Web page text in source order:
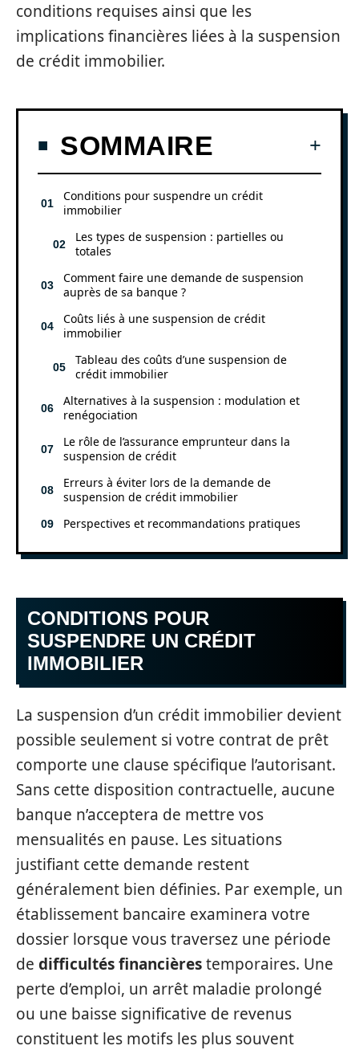
conditions requises ainsi que les
implications financières liées à la suspension
de crédit immobilier.
SOMMAIRE
Conditions pour suspendre un crédit
immobilier
Les types de suspension : partielles ou
totales
Comment faire une demande de suspension
auprès de sa banque ?
Coûts liés à une suspension de crédit
immobilier
Tableau des coûts d’une suspension de
crédit immobilier
Alternatives à la suspension : modulation et
renégociation
Le rôle de l’assurance emprunteur dans la
suspension de crédit
Erreurs à éviter lors de la demande de
suspension de crédit immobilier
Perspectives et recommandations pratiques
CONDITIONS POUR
SUSPENDRE UN CRÉDIT
IMMOBILIER
La suspension d’un crédit immobilier devient
possible seulement si votre contrat de prêt
comporte une clause spécifique l’autorisant.
Sans cette disposition contractuelle, aucune
banque n’acceptera de mettre vos
mensualités en pause. Les situations
justifiant cette demande restent
généralement bien définies. Par exemple, un
établissement bancaire examinera votre
dossier lorsque vous traversez une période
de difficultés financièrestemporaires. Une
perte d’emploi, un arrêt maladie prolongé
ou une baisse significative de revenus
constituent les motifs les plus souvent